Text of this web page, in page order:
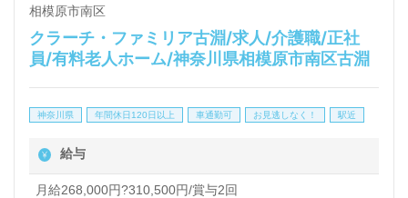
を目指す事業所様！◎
看護助手や介護職経験のある方をお迎えします。病院
での勤務経験は問いません。多職種、幅広い年代層の
途採用の方もすぐに馴染んでいただける環境面、充実
のOJT/研修制度もうれしいポイント！『患者様お一
人おひとりに寄り添いたい、病院でチーム医療の一員
相模原市南区
クラーチ・ファミリア古淵/求人/介護職/正社
員/有料老人ホーム/神奈川県相模原市南区古淵
神奈川県 年間休日120日以上 車通勤可 お見逃しなく！ 駅近
給与
月給268,000円?310,500円/賞与2回